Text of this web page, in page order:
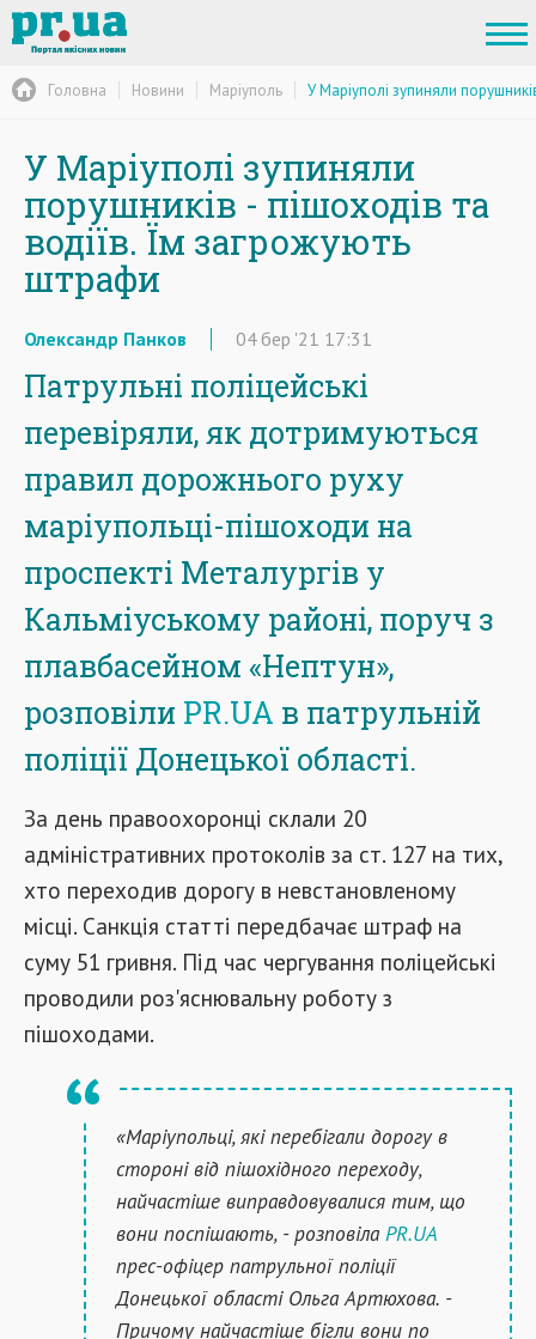
Головна Новини Маріуполь У Маріуполі зупиняли
У Маріуполі зупиняли
порушників - пішоходів та
водіїв. Їм загрожують
штрафи
Олександр Панков 04 бер '21 17:31
Патрульні поліцейські
перевіряли, як дотримуються
правил дорожнього руху
маріупольці-пішоходи на
проспекті Металургів у
Кальміуському районі, поруч з
плавбасейном «Нептун»,
розповіли PR.UA в патрульній
поліції Донецької області.
За день правоохоронці склали 20
адміністративних протоколів за ст. 127 на тих,
хто переходив дорогу в невстановленому
місці. Санкція статті передбачає штраф на
суму 51 гривня. Під час чергування поліцейські
проводили роз'яснювальну роботу з
пішоходами.
«Маріупольці, які перебігали дорогу в
стороні від пішохідного переходу,
найчастіше виправдовувалися тим, що
вони поспішають, - розповіла PR.UA
прес-офіцер патрульної поліції
Донецької області Ольга Артюхова. -
Причому найчастіше бігли вони по